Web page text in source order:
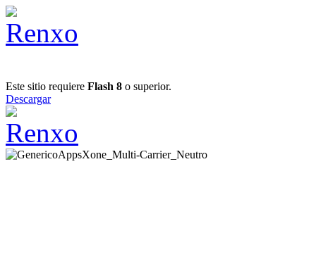
Este sitio requiere Flash 8 o superior.
Descargar